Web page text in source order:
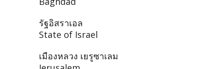
รัฐอิสราเอล
State of Israel
เมืองหลวง เยรูซาเลม